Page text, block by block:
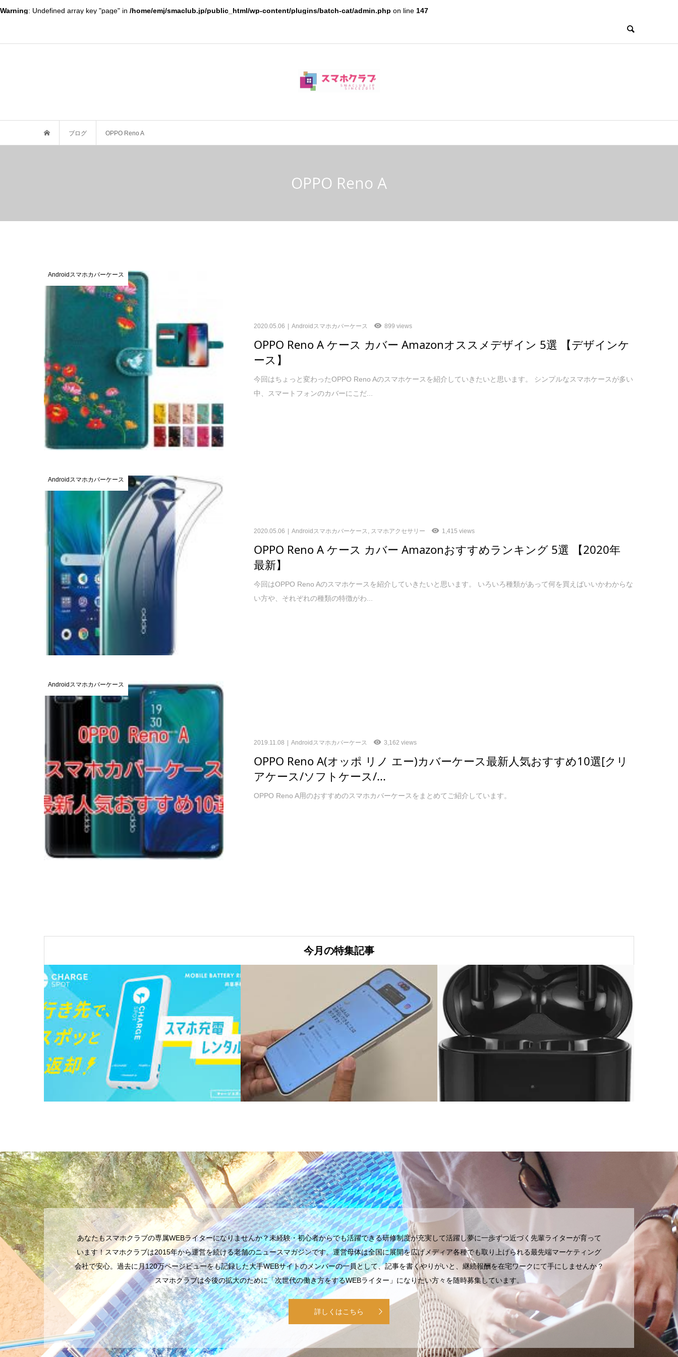
Warning: Undefined array key "page" in /home/emj/smaclub.jp/public_html/wp-content/plugins/batch-cat/admin.php on line 147
ブログ OPPO Reno A
OPPO Reno A
Androidスマホカバーケース
2020.05.06 Androidスマホカバーケース 899 views
OPPO Reno A ケース カバー Amazonオススメデザイン 5選 【デザインケ
ース】
今回はちょっと変わったOPPO Reno Aのスマホケースを紹介していきたいと思います。 シンプルなスマホケースが多い
中、スマートフォンのカバーにこだ...
Androidスマホカバーケース
2020.05.06 Androidスマホカバーケース スマホアクセサリー 1,415 views
OPPO Reno A ケース カバー Amazonおすすめランキング 5選 【2020年
最新】
今回はOPPO Reno Aのスマホケースを紹介していきたいと思います。 いろいろ種類があって何を買えばいいかわからな
い方や、それぞれの種類の特徴がわ...
Androidスマホカバーケース
2019.11.08 Androidスマホカバーケース 3,162 views
OPPO Reno A(オッポ リノ エー)カバーケース最新人気おすすめ10選[クリ
アケース/ソフトケース/...
OPPO Reno A用のおすすめのスマホカバーケースをまとめてご紹介しています。
今月の特集記事
あなたもスマホクラブの専属WEBライターになりませんか？未経験・初心者からでも活躍できる研修制度が充実して活躍し夢に一歩ずつ近づく先輩ライターが育って
います！スマホクラブは2015年から運営を続ける老舗のニュースマガジンです。運営母体は全国に展開を広げメディア各種でも取り上げられる最先端マーケティング
会社で安心。過去に月120万ページビューをも記録した大手WEBサイトのメンバーの一員として、記事を書くやりがいと、継続報酬を在宅ワークにて手にしませんか？
スマホクラブは今後の拡大のために「次世代の働き方をするWEBライター」になりたい方々を随時募集しています。
詳しくはこちら